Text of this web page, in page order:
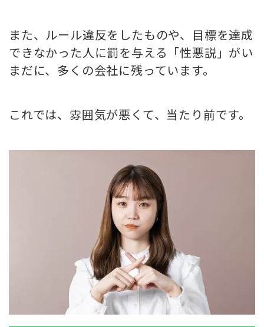
また、ルール違反をしたものや、目標を達成
できなかった人に罰を与える「性悪説」がい
まだに、多くの会社に残っています。
これでは、雰囲気が悪くて、当たり前です。